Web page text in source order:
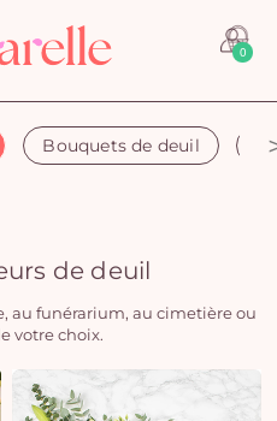
0
Bouquets de deuil
de deuil
au funérarium, au cimetière ou
votre choix.